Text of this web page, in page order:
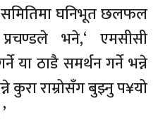
समितिमा घनिभूत छलफल
भने,‘ एमसीसी
या ठाडै समर्थन गर्ने भन्ने
कुरा राम्रोसँग बुझ्नु प¥यो